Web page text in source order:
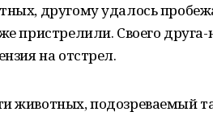
другому удалось
пристрелили. Своего
на отстрел.
животных, подозреваемый